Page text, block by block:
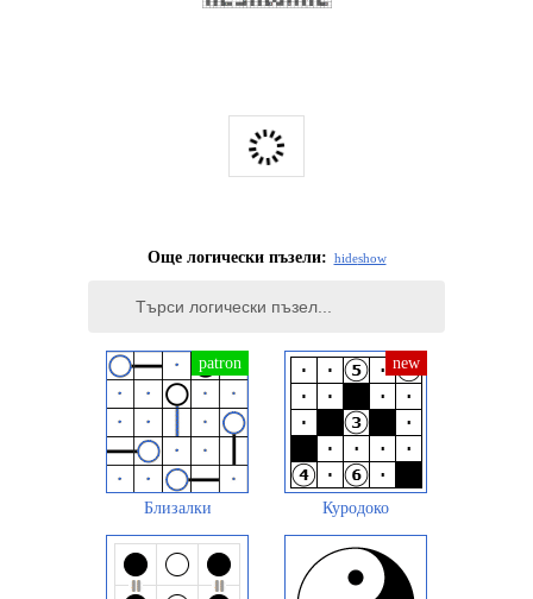
Още логически пъзели: hideshow
Близалки Куродоко